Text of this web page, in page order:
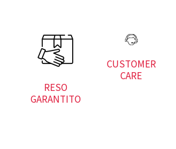
RESO
GARANTITO
CUSTOMER
CARE